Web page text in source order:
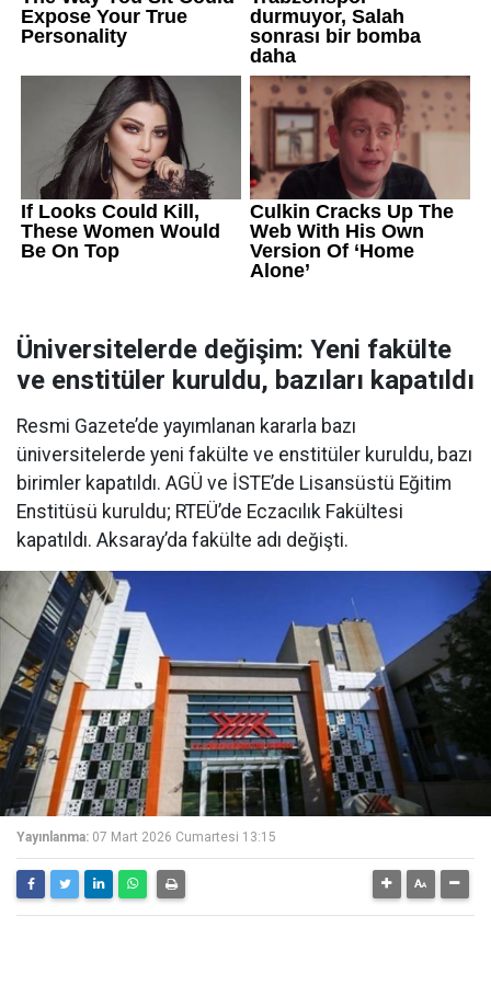
Üniversitelerde değişim: Yeni fakülte
ve enstitüler kuruldu, bazıları kapatıldı
Resmi Gazete’de yayımlanan kararla bazı
üniversitelerde yeni fakülte ve enstitüler kuruldu, bazı
birimler kapatıldı. AGÜ ve İSTE’de Lisansüstü Eğitim
Enstitüsü kuruldu; RTEÜ’de Eczacılık Fakültesi
kapatıldı. Aksaray’da fakülte adı değişti.
Yayınlanma: 07 Mart 2026 Cumartesi 13:15